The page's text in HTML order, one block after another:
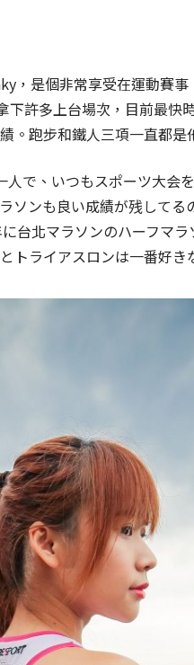
，是個非常享受在運動賽
許多上台場次，目前最快
。 跑步和鐵人三項一直都是
で、いつもスポーツ大会
ソンも良い成績が残して
台北マラソンのハーフマ
トライアスロンは一番好